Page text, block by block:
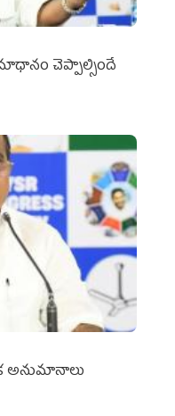
చెప్పాల్సిందే
అనుమానాలు